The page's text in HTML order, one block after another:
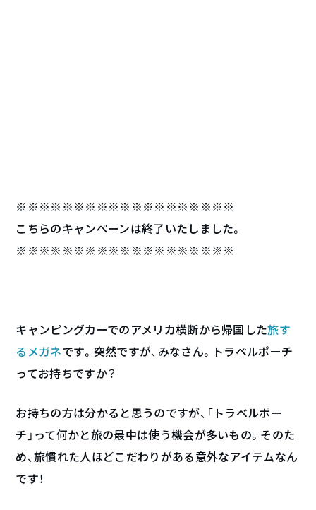
※※※※※※※※※※※※※※※※※※※
こちらのキャンペーンは終了いたしました。
※※※※※※※※※※※※※※※※※※※
キャンピングカーでのアメリカ横断から帰国した旅す
るメガネです。突然ですが、みなさん。トラベルポーチ
ってお持ちですか？
お持ちの方は分かると思うのですが、「トラベルポー
チ」って何かと旅の最中は使う機会が多いもの。そのた
め、旅慣れた人ほどこだわりがある意外なアイテムなん
です！